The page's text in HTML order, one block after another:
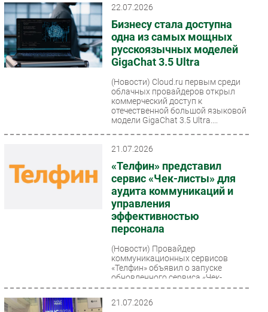
22.07.2026
Бизнесу стала доступна
одна из самых мощных
русскоязычных моделей
GigaChat 3.5 Ultra
(Новости) Cloud.ru первым среди
облачных провайдеров открыл
коммерческий доступ к
отечественной большой языковой
модели GigaChat 3.5 Ultra....
21.07.2026
«Телфин» представил
сервис «Чек-листы» для
аудита коммуникаций и
управления
эффективностью
персонала
(Новости) Провайдер
коммуникационных сервисов
«Телфин» объявил о запуске
обновленного сервиса «Чек-
листы» для анализа качества
21.07.2026